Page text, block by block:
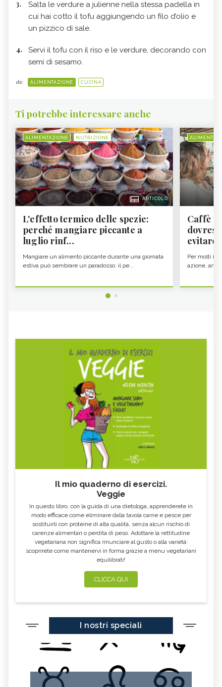
Salta le verdure a julienne nella stessa padella in
cui hai cotto il tofu aggiungendo un filo d’olio e
un pizzico di sale.
Servi il tofu con il riso e le verdure, decorando con
semi di sesamo.
da: ALIMENTAZIONE CUCINA
Ti potrebbe interessare anche
ALIMENTAZIONE NUTRIZIONE
ARTICOLO
L'effetto termico delle spezie:
perché mangiare piccante a
luglio rinf...
Mangiare un alimento piccante durante una giornata
estiva può sembrare un paradosso: il pe...
Caffè
evitare
Per molti il
azione,
Il mio quaderno di esercizi.
Veggie
In questo libro, con la guida di una dietologa, apprenderete in
modo efficace come eliminare dalla tavola carne e pesce per
sostituirli con proteine di alta qualità, senza alcun rischio di
carenze alimentari o perdita di peso. Adottare la rettitudine
vegetariana non significa rinunciare al gusto o alla varietà:
scoprirete come mantenervi in forma grazie a menu vegetariani
equilibrati!
CLICCA QUI
I nostri speciali